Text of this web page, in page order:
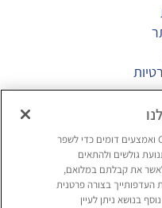
המוגן
השלישי
אנחנו משתמשים בקובצי Cookies ואמצעים דומים כדי לשפר
גולשים ולהתאים
לאשר את קבלתם במלואם,
בצורה פרטנית
בנושא ניתן לעיין